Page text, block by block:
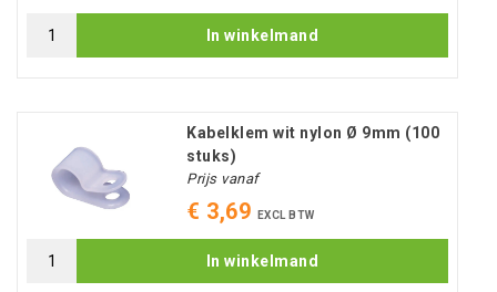
In winkelmand
Kabelklem wit nylon Ø 9mm (100
stuks)
Prijs vanaf
€ 3,69 EXCL BTW
In winkelmand